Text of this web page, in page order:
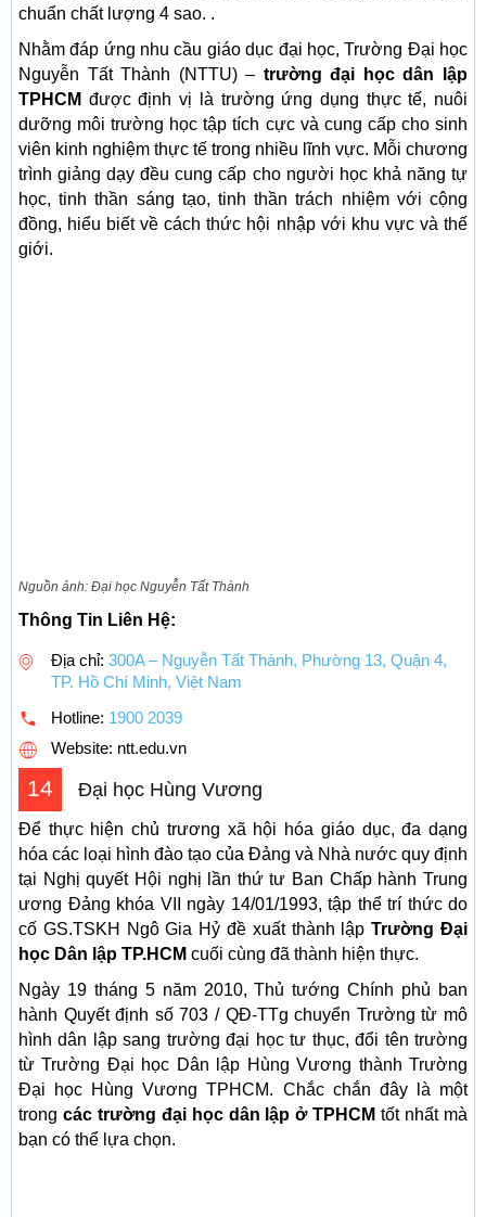
chuẩn chất lượng 4 sao. .
Nhằm đáp ứng nhu cầu giáo dục đại học, Trường Đại học
Nguyễn Tất Thành (NTTU) – trường đại học dân lập
TPHCM được định vị là trường ứng dụng thực tế, nuôi
dưỡng môi trường học tập tích cực và cung cấp cho sinh
viên kinh nghiệm thực tế trong nhiều lĩnh vực. Mỗi chương
trình giảng dạy đều cung cấp cho người học khả năng tự
học, tinh thần sáng tạo, tinh thần trách nhiệm với cộng
đồng, hiểu biết về cách thức hội nhập với khu vực và thế
giới.
Nguồn ảnh: Đại học Nguyễn Tất Thành
Thông Tin Liên Hệ:
Địa chỉ: 300A – Nguyễn Tất Thành, Phường 13, Quận 4,
TP. Hồ Chí Minh, Việt Nam
Hotline: 1900 2039
Website: ntt.edu.vn
14 Đại học Hùng Vương
Để thực hiện chủ trương xã hội hóa giáo dục, đa dạng
hóa các loại hình đào tạo của Đảng và Nhà nước quy định
tại Nghị quyết Hội nghị lần thứ tư Ban Chấp hành Trung
ương Đảng khóa VII ngày 14/01/1993, tập thể trí thức do
cố GS.TSKH Ngô Gia Hỷ đề xuất thành lậpTrường Đại
học Dân lập TP.HCM cuối cùng đã thành hiện thực.
Ngày 19 tháng 5 năm 2010, Thủ tướng Chính phủ ban
hành Quyết định số 703 / QĐ-TTg chuyển Trường từ mô
hình dân lập sang trường đại học tư thục, đổi tên trường
từ Trường Đại học Dân lập Hùng Vương thành Trường
Đại học Hùng Vương TPHCM. Chắc chắn đây là một
trong các trường đại học dân lập ở TPHCM tốt nhất mà
bạn có thể lựa chọn.